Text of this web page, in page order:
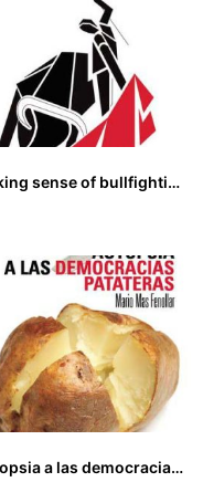
Making sense of bullfighting
Autopsia a las democracias patateras